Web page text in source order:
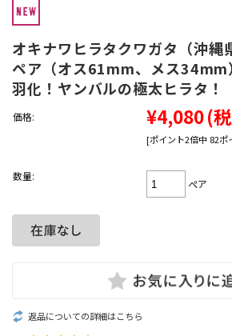
オキナワヒラタクワガタ（沖縄
ペア（オス61mm、メス
羽化！ヤンバルの極太ヒラタ！
価格: ¥4,080(
[ポイント2倍中 82ポ
数量:
ペア
返品についての詳細はこちら